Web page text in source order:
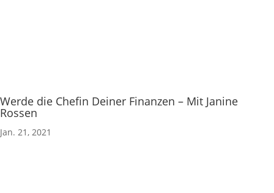
Werde die Chefin Deiner Finanzen – Mit Janine
Rossen
Jan. 21, 2021